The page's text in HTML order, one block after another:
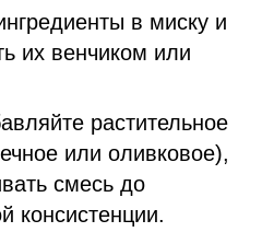
в миску и
их венчиком или
растительное
или оливковое),
смесь до
консистенции.